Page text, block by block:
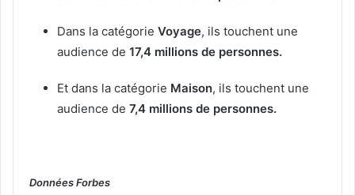
Dans la catégorie Voyage, ils touchent une
audience de 17,4 millions de personnes.
Et dans la catégorie Maison, ils touchent une
audience de 7,4 millions de personnes.
Données Forbes